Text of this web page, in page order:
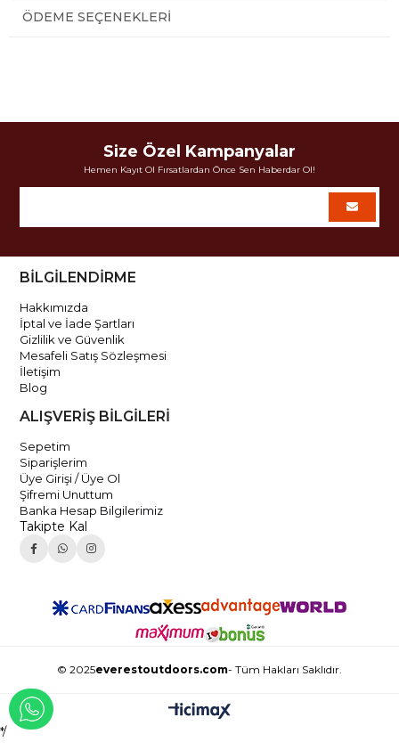
ÖDEME SEÇENEKLERI
Size Özel Kampanyalar
Hemen Kayıt Ol Fırsatlardan Önce Sen Haberdar Ol!
BİLGİLENDİRME
Hakkımızda
İptal ve İade Şartları
Gizlilik ve Güvenlik
Mesafeli Satış Sözleşmesi
İletişim
Blog
ALIŞVERİŞ BİLGİLERİ
Sepetim
Siparişlerim
Üye Girişi / Üye Ol
Şifremi Unuttum
Banka Hesap Bilgilerimiz
Takipte Kal
© 2025everestoutdoors.com- Tüm Hakları Saklıdır.
*/
WHATSAPP İLE İLETİŞİME GEÇ